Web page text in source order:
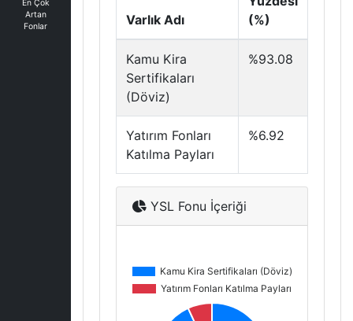
En Çok
Artan
Fonlar
Varlık Adı
(%)
Kamu Kira
Sertifikaları
(Döviz)
%93.08
Yatırım Fonları
Katılma Payları
%6.92
YSL Fonu İçeriği